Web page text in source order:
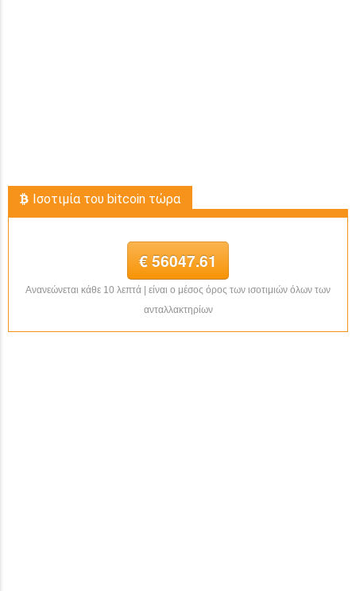
Ισοτιμία του bitcoin τώρα
€ 56047.61
Ανανεώνεται κάθε 10 λεπτά | είναι ο μέσος όρος των ισοτιμιών όλων των
ανταλλακτηρίων